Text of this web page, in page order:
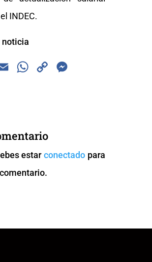
INDEC.
noticia
E
W
A
p
p
C
k
er
estarconectado para